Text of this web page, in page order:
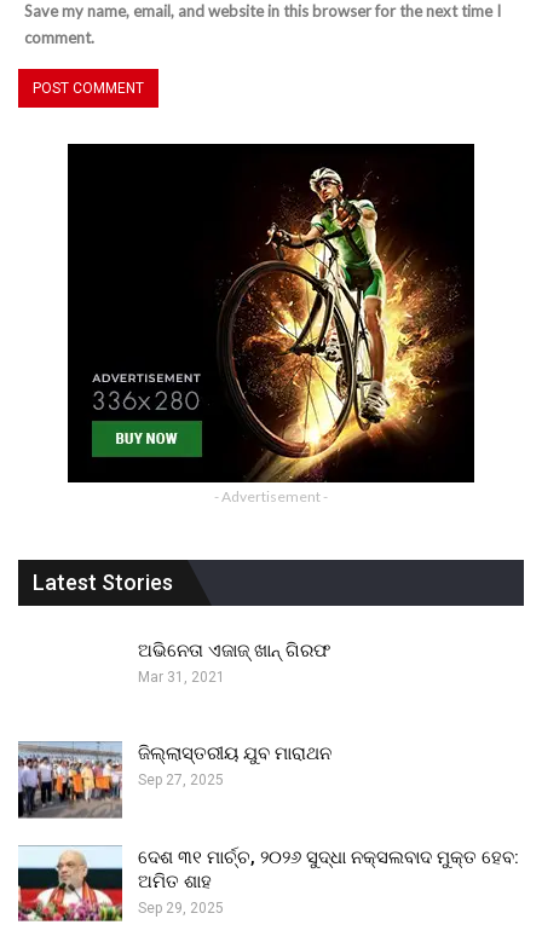
Save my name, email, and website in this browser for the next time I
comment.
- Advertisement -
Latest Stories
ଅଭିନେତା ଏଜାଜ୍ ଖାନ୍ ଗିରଫ
Mar 31, 2021
ଜିଲ୍ଲାସ୍ତରୀୟ ଯୁବ ମାରାଥନ
Sep 27, 2025
ଦେଶ ୩୧ ମାର୍ଚ୍ଚ, ୨୦୨୬ ସୁଦ୍ଧା ନକ୍ସଲବାଦ ମୁକ୍ତ ହେବ:
ଅମିତ ଶାହ
Sep 29, 2025